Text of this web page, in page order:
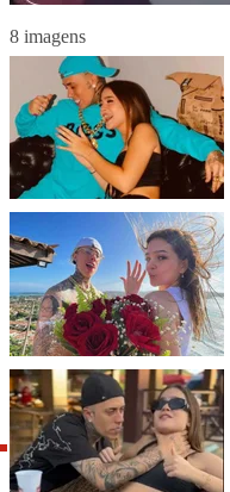
8 imagens